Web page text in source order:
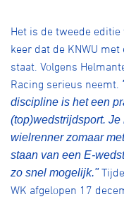
Lid worden
Het is de tweede editie
keer dat de KNWU
staat. Volgens
Racing serieus neemt.
discipline is het een
(top)wedstrijdsport.
wielrenner zomaar
staan van een E-
zo snel mogelijk."
WK afgelopen 17
Pumptrack